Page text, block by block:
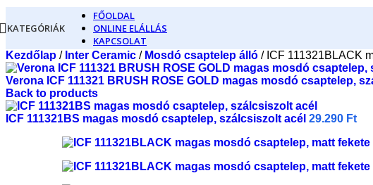
KATEGÓRIÁK
FŐOLDAL
ONLINE ELÁLLÁS
KAPCSOLAT
Kezdőlap / Inter Ceramic / Mosdó csaptelep álló / ICF 111321BLACK
Verona ICF 111321 BRUSH ROSE GOLD magas mosdó csaptelep,
Back to products
ICF 111321BS magas mosdó csaptelep, szálcsiszolt acél 29.290 Ft